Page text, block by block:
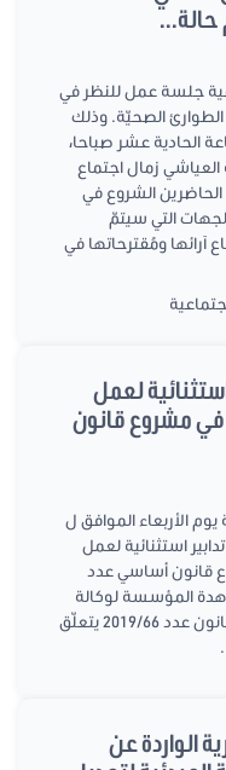
جلسة عمل للنظر في
الصحيّة. وذلك
2021 على الساعة الحادية عشر صباحا،
العياشي زمال اجتماع
الحاضرين الشروع في
التي سيتمّ
آرائها ومُقترحاتها في
لعمل
مشروع قانون
الأربعاء الموافق ل
تدابير استثنائية لعمل
قانون أساسي عدد
المؤسسة لوكالة
الأدوية الافريقية والنظر في مشروع قانون عدد 2019/66 يتعلّق
الواردة عن